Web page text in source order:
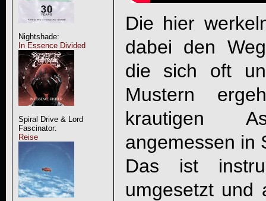
Nightshade:
In Essence Divided
Spiral Drive & Lord
Fascinator:
Reise
Die hier
dabei den
die sich oft
Mustern
krautigen
angemessen in
Das ist
umgesetzt und